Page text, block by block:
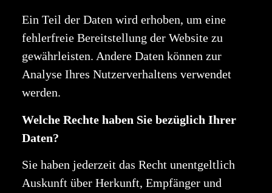
Ein Teil der Daten wird erhoben, um eine
fehlerfreie Bereitstellung der Website zu
gewährleisten. Andere Daten können zur
Analyse Ihres Nutzerverhaltens verwendet
werden.
Welche Rechte haben Sie bezüglich Ihrer
Daten?
Sie haben jederzeit das Recht unentgeltlich
Auskunft über Herkunft, Empfänger und